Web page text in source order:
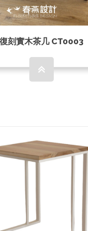
沙發椅
原木｜實木
｜中島椅
復刻實木茶几 CT0003